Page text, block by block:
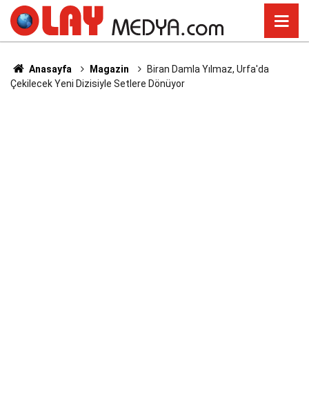
Anasayfa Magazin
Biran Damla Yılmaz, Urfa'da
Çekilecek Yeni Dizisiyle Setlere Dönüyor